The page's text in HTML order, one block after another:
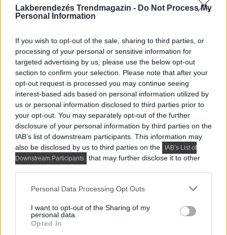
Lakberendezés Trendmagazin - Do Not Process My
Personal Information
If you wish to opt-out of the sale, sharing to third parties, or
processing of your personal or sensitive information for
targeted advertising by us, please use the below opt-out
section to confirm your selection. Please note that after your
opt-out request is processed you may continue seeing
interest-based ads based on personal information utilized by
us or personal information disclosed to third parties prior to
your opt-out. You may separately opt-out of the further
disclosure of your personal information by third parties on the
IAB’s list of downstream participants. This information may
also be disclosed by us to third parties on the
IAB’s List of
Downstream Participants
that may further disclose it to other
Please note that this website/app uses one or more Google
not limited to your visit or usage behaviour. You may click to
grant or deny consent to Google and its third-party tags to
use your data for below specified purposes in below Google
Personal Data Processing Opt Outs
I want to opt-out of the Sharing of my
personal data.
Opted In
ELŐSZOBA
Ékszerdoboz a bejáratnál: inspiráló színes előszoba
ötletek, 9 példa
Ha színt vinnénk az otthonunkba, de bizonytalanok
vagyunk, a tervezők szerint az...